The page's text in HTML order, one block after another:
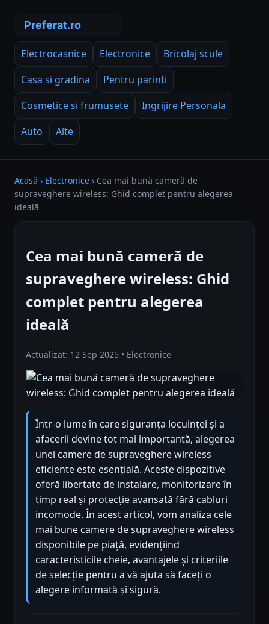
Electrocasnice Electronice
Bricolaj scule
Casa si gradina
Pentru parinti
Cosmetice si frumusete
Ingrijire Personala
Auto
Alte
Acasă › Electronice › Cea mai bună cameră de
supraveghere wireless: Ghid complet pentru alegerea
ideală
Cea mai bună cameră de
supraveghere wireless: Ghid
complet pentru alegerea
ideală
Actualizat: 12 Sep 2025 • Electronice
Într-o lume în care siguranța locuinței și a
afacerii devine tot mai importantă, alegerea
unei camere de supraveghere wireless
eficiente este esențială. Aceste dispozitive
oferă libertate de instalare, monitorizare în
timp real și protecție avansată fără cabluri
incomode. În acest articol, vom analiza cele
mai bune camere de supraveghere wireless
disponibile pe piață, evidențiind
caracteristicile cheie, avantajele și criteriile
de selecție pentru a vă ajuta să faceți o
alegere informată și sigură.